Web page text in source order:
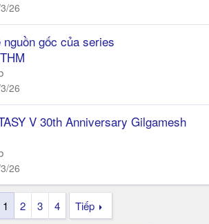
26
gốc của series
26
V 30th Anniversary Gilgamesh
26
1 2 3 4 Tiếp